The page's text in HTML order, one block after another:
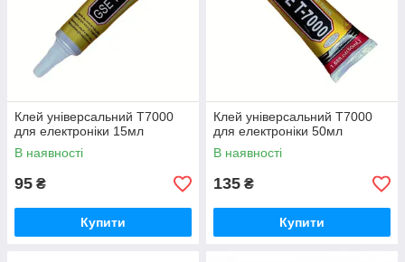
Клей універсальний T7000
для електроніки 15мл
В наявності
95 ₴
Купити
Клей універсальний T7000
для електроніки 50мл
В наявності
135 ₴
Купити